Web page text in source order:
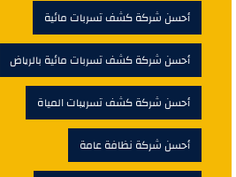
أحسن شركة كشف تسربات مائية
أحسن شركة كشف تسربات مائية بالرياض
أحسن شركة كشف تسريبات المياة
أحسن شركة نظافة عامة